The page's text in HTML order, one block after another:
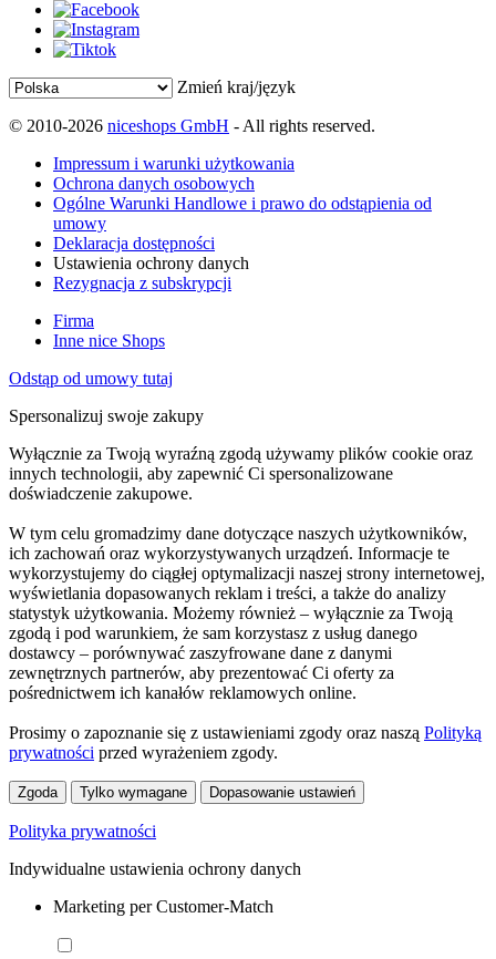
Zmień kraj/język
© 2010-2026 niceshops GmbH - All rights reserved.
Impressum i warunki użytkowania
Ochrona danych osobowych
Ogólne Warunki Handlowe i prawo do odstąpienia od
umowy
Deklaracja dostępności
Ustawienia ochrony danych
Rezygnacja z subskrypcji
Firma
Inne nice Shops
Odstąp od umowy tutaj
Spersonalizuj swoje zakupy
Wyłącznie za Twoją wyraźną zgodą używamy plików cookie oraz
innych technologii, aby zapewnić Ci spersonalizowane
doświadczenie zakupowe.
W tym celu gromadzimy dane dotyczące naszych użytkowników,
ich zachowań oraz wykorzystywanych urządzeń. Informacje te
wykorzystujemy do ciągłej optymalizacji naszej strony internetowej,
wyświetlania dopasowanych reklam i treści, a także do analizy
statystyk użytkowania. Możemy również – wyłącznie za Twoją
zgodą i pod warunkiem, że sam korzystasz z usług danego
dostawcy – porównywać zaszyfrowane dane z danymi
zewnętrznych partnerów, aby prezentować Ci oferty za
pośrednictwem ich kanałów reklamowych online.
Prosimy o zapoznanie się z ustawieniami zgody oraz naszą Polityką
prywatności przed wyrażeniem zgody.
Zgoda Tylko wymagane Dopasowanie ustawień
Polityka prywatności
Indywidualne ustawienia ochrony danych
Marketing per Customer-Match